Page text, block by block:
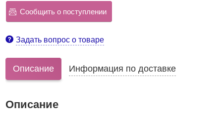
Сообщить о поступлении
Задать вопрос о товаре
Описание Информация по доставке
Описание